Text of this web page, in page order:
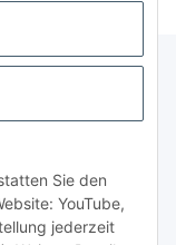
Sie den
YouTube,
jederzeit